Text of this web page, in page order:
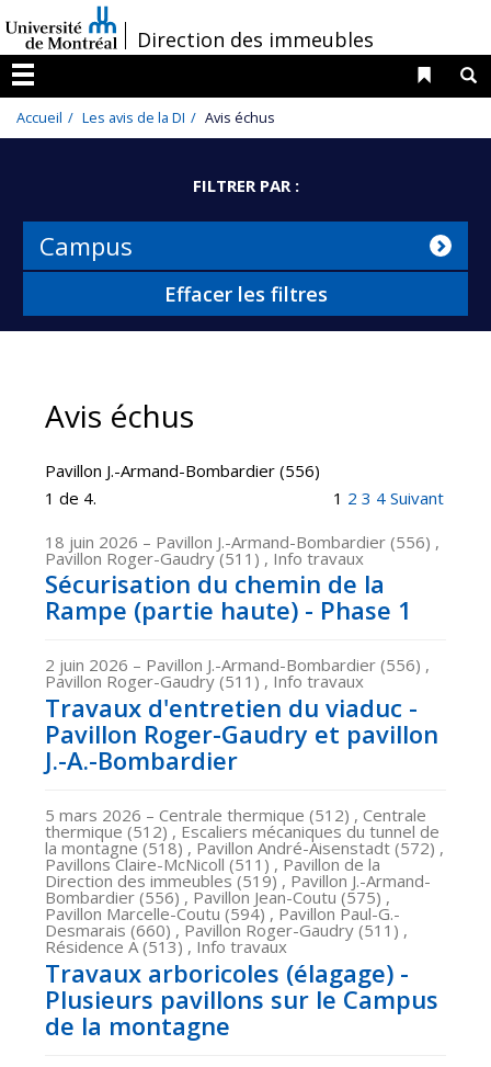
au
contenu
/Direction des immeubles
Menu
Liens
Accueil Les avis de la DI Avis échus
FILTRER PAR :
Campus
Effacer les filtres
Avis échus
Pavillon J.-Armand-Bombardier (556)
1 de 4.
1 2 3 4 Suivant
18 juin 2026 – Pavillon J.-Armand-Bombardier (556) ,
Pavillon Roger-Gaudry (511) , Info travaux
Sécurisation du chemin de la
Rampe (partie haute) - Phase 1
2 juin 2026 – Pavillon J.-Armand-Bombardier (556) ,
Pavillon Roger-Gaudry (511) , Info travaux
Travaux d'entretien du viaduc -
Pavillon Roger-Gaudry et pavillon
J.-A.-Bombardier
5 mars 2026 – Centrale thermique (512) , Centrale
thermique (512) , Escaliers mécaniques du tunnel de
la montagne (518) , Pavillon André-Aisenstadt (572) ,
Pavillons Claire-McNicoll (511) , Pavillon de la
Direction des immeubles (519) , Pavillon J.-Armand-
Bombardier (556) , Pavillon Jean-Coutu (575) ,
Pavillon Marcelle-Coutu (594) , Pavillon Paul-G.-
Desmarais (660) , Pavillon Roger-Gaudry (511) ,
Résidence A (513) , Info travaux
Travaux arboricoles (élagage) -
Plusieurs pavillons sur le Campus
de la montagne